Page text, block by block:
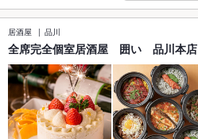
居酒屋 品川
全席完全個室居酒屋 囲い 品川本店